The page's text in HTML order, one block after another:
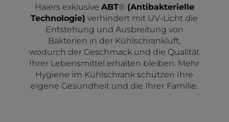
Haiers exklusive ABT® (Antibakterielle
Technologie) verhindert mit UV-Licht die
Entstehung und Ausbreitung von
Bakterien in der Kühlschrankluft,
wodurch der Geschmack und die Qualität
Ihrer Lebensmittel erhalten bleiben. Mehr
Hygiene im Kühlschrank schützen Ihre
eigene Gesundheit und die Ihrer Familie.